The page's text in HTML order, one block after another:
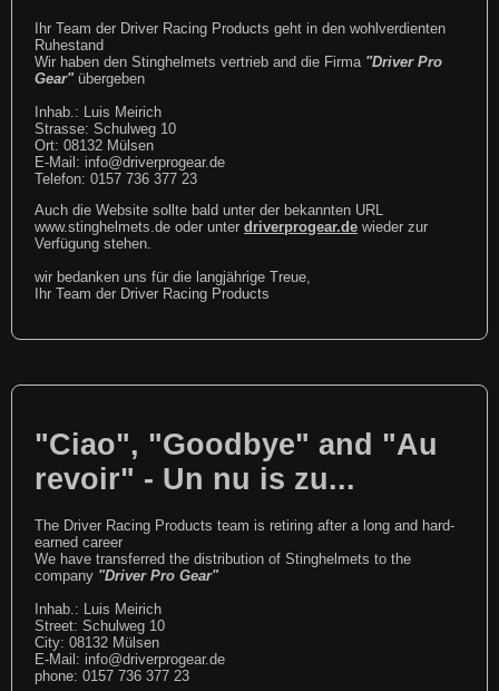
Ihr Team der Driver Racing Products geht in den wohlverdienten
Ruhestand
Wir haben den Stinghelmets vertrieb and die Firma "Driver Pro
Gear"übergeben
Inhab.: Luis Meirich
Strasse: Schulweg 10
Ort: 08132 Mülsen
E-Mail: info@driverprogear.de
Telefon: 0157 736 377 23
Auch die Website sollte bald unter der bekannten URL
www.stinghelmets.de oder unter driverprogear.de wieder zur
Verfügung stehen.
wir bedanken uns für die langjährige Treue,
Ihr Team der Driver Racing Products
"Ciao", "Goodbye" and "Au
revoir" - Un nu is zu...
The Driver Racing Products team is retiring after a long and hard-
earned career
We have transferred the distribution of Stinghelmets to the
company "Driver Pro Gear"
Inhab.: Luis Meirich
Street: Schulweg 10
City: 08132 Mülsen
E-Mail: info@driverprogear.de
phone: 0157 736 377 23